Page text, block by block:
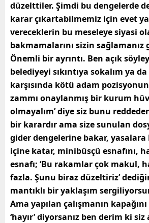
düzelttiler. Şimdi bu dengelerde
karar çıkartabilmemiz için evet
vereceklerin bu meseleye siyasi
bakmamalarını sizin sağlamanız
Önemli bir ayrıntı. Ben açık
belediyeyi sıkıntıya sokalım ya
karşısında kötü adam
zammı onaylanmış bir kurum
olmayalım’ diye siz bunu
bir karardır ama size sunulan
gider dengelerine bakar,
içine katar, minibüsçü esnafını,
esnafı; ‘Bu rakamlar çok makul,
fazla. Şunu biraz düzeltiriz’
mantıklı bir yaklaşım
Ama yapılan çalışmanın
‘hayır’ diyorsanız ben derim ki